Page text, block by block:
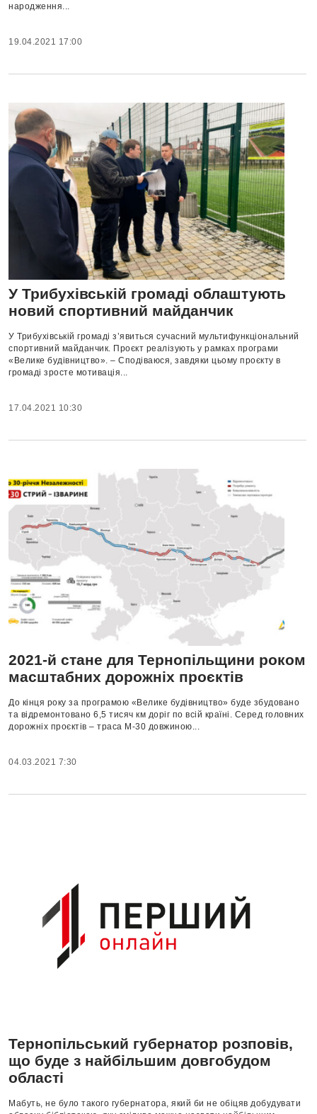
народження...
19.04.2021 17:00
У Трибухівській громаді облаштують
новий спортивний майданчик
У Трибухівській громаді з’явиться сучасний мультифункціональний
спортивний майданчик. Проєкт реалізують у рамках програми
«Велике будівництво». – Сподіваюся, завдяки цьому проєкту в
громаді зросте мотивація...
17.04.2021 10:30
2021-й стане для Тернопільщини роком
масштабних дорожніх проєктів
До кінця року за програмою «Велике будівництво» буде збудовано
та відремонтовано 6,5 тисяч км доріг по всій країні. Серед головних
дорожніх проєктів – траса М-30 довжиною...
04.03.2021 7:30
Тернопільський губернатор розповів,
що буде з найбільшим довгобудом
області
Мабуть, не було такого губернатора, який би не обіцяв добудувати